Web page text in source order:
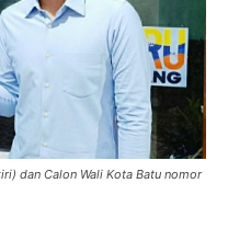
dan Calon Wali Kota Batu nomor